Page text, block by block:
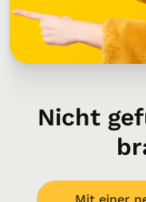
Nicht